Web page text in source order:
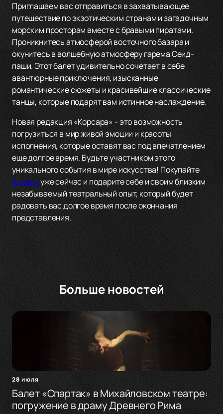
Приглашаем вас отправиться в захватывающее
путешествие по экзотическим странам и загадочным
морским просторам вместе с бравыми пиратами.
Проникнитесь атмосферой восточного базара и
окунитесь в волшебную атмосферу гарема Сеид-
паши. Этот балет удивительно сочетает в себе
авантюрные приключения, изысканные
романтические сюжеты и красивейшие классические
танцы, которые подарят вам истинное наслаждение.
Новая редакция «Корсара» - это возможность
погрузиться в мир живой эмоции и красоты
исполнения, которые оставят вас под впечатлением
еще долгое время. Будьте участником этого
уникального события в мире искусства! Покупайте
билетыуже сейчас и подарите себе и своим близким
незабываемый театральный опыт, который будет
радовать вас долгое время после окончания
представления.
Больше новостей
28 июля
Балет «Спартак» в Михайловском театре:
погружение в драму Древнего Рима